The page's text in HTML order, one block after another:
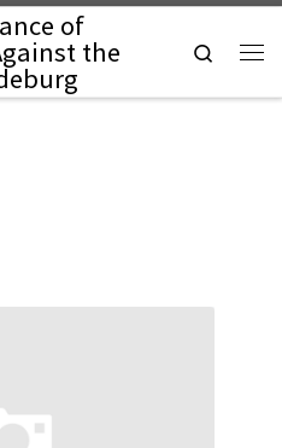
of
the Search